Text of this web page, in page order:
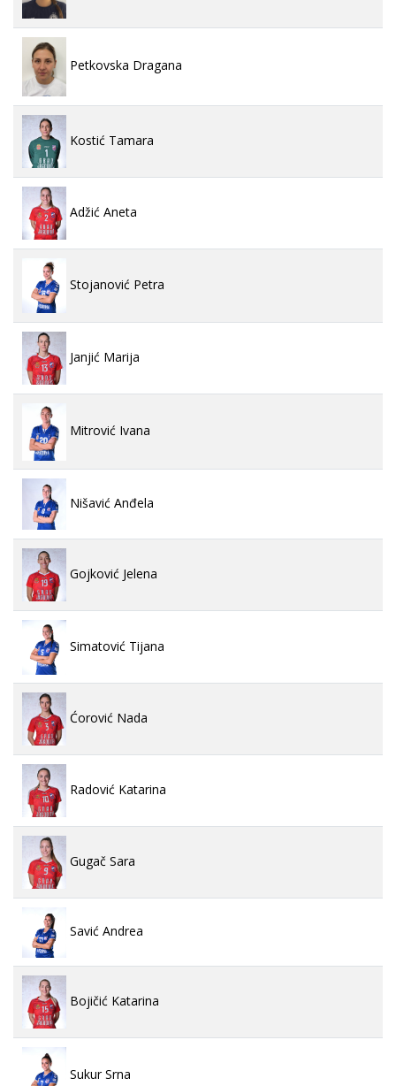
Petkovska Dragana
Kostić Tamara
Adžić Aneta
Stojanović Petra
Janjić Marija
Mitrović Ivana
Nišavić Anđela
Gojković Jelena
Simatović Tijana
Ćorović Nada
Radović Katarina
Gugač Sara
Savić Andrea
Bojičić Katarina
Sukur Srna